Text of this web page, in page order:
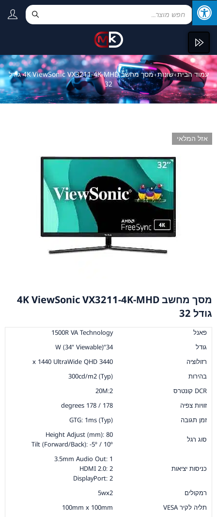
עמוד הבית›שונות›
מסך מחשב 4K ViewSonic VX3211-4K-MHD גודל
32
אזל המלאי
מסך מחשב 4K ViewSonic VX3211-4K-MHD
גודל 32
פאנל
1500R VA Technology
גודל
34”W (34” Viewable)
רזולוציה
3440 x 1440 UltraWide QHD
בהירות
300cd/m2 (Typ)
DCR קונטרס
20M:2
זוויות צפיה
178 / 178 degrees
זמן תגובה
GTG: 1ms (Typ)
סוג רגל
Height Adjust (mm): 80
Tilt (Forward/Back): -5º / 10º
כניסות יציאות
3.5mm Audio Out: 1
HDMI 2.0: 2
DisplayPort: 2
רמקולים
5wx2
תליה לקיר VESA
100mm x 100mm